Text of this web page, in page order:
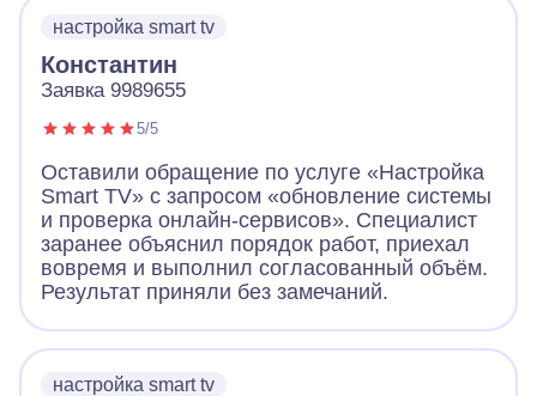
настройка smart tv
Константин
Заявка 9989655
5/5
Оставили обращение по услуге «Настройка
Smart TV» с запросом «обновление системы
и проверка онлайн-сервисов». Специалист
заранее объяснил порядок работ, приехал
вовремя и выполнил согласованный объём.
Результат приняли без замечаний.
настройка smart tv